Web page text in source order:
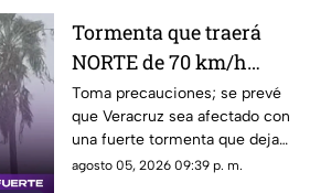
Tormenta que traerá
NORTE de 70 km/h
llegará a Veracruz; así
estará el mal tiempo
Toma precauciones; se prevé
que Veracruz sea afectado con
una fuerte tormenta que dejará
viento del norte de hasta 70
agosto 05, 2026 09:39 p. m.